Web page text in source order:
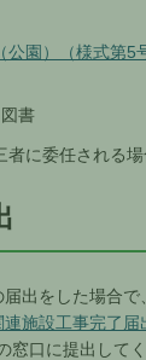
園）（様式第5
書
に委任される場
出をした場合で
施設工事完了届
窓口に提出して